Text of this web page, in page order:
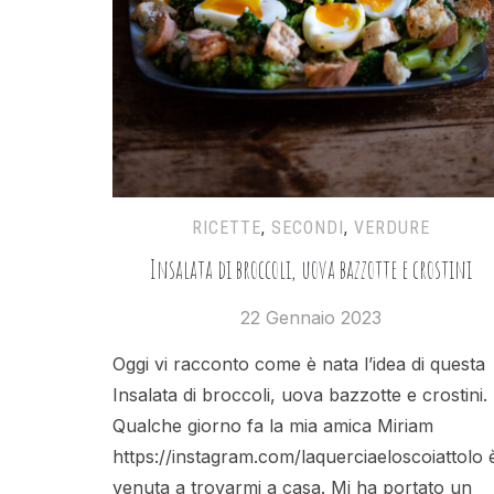
RICETTE, SECONDI, VERDURE
Insalata di broccoli, uova bazzotte e crostini
22 Gennaio 2023
Oggi vi racconto come è nata l’idea di questa
Insalata di broccoli, uova bazzotte e crostini.
Qualche giorno fa la mia amica Miriam
https://instagram.com/laquerciaeloscoiattolo
venuta a trovarmi a casa. Mi ha portato un